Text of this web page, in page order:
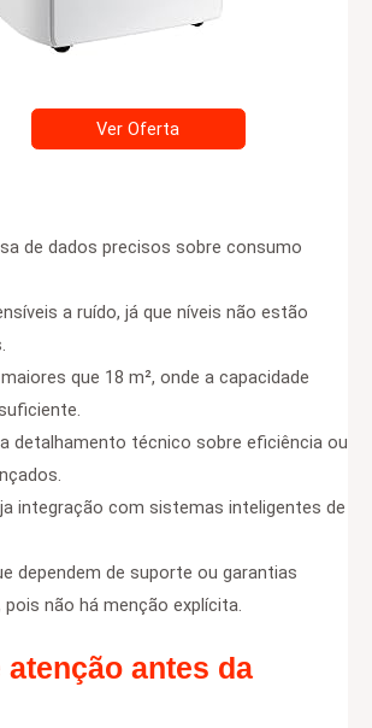
Ver Oferta
de dados precisos sobre consumo
a ruído, já que níveis não estão
que 18 m², onde a capacidade
detalhamento técnico sobre eficiência ou
integração com sistemas inteligentes de
dependem de suporte ou garantias
pois não há menção explícita.
atenção antes da